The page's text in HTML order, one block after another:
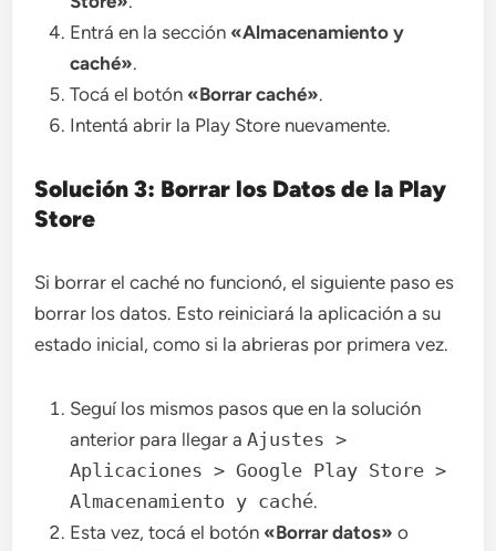
Entrá en la sección «Almacenamiento y
caché».
Tocá el botón «Borrar caché».
Intentá abrir la Play Store nuevamente.
Solución 3: Borrar los Datos de la Play
Store
Si borrar el caché no funcionó, el siguiente paso es
borrar los datos. Esto reiniciará la aplicación a su
estado inicial, como si la abrieras por primera vez.
Seguí los mismos pasos que en la solución
anterior para llegar aAjustes >
Aplicaciones > Google Play Store >
Almacenamiento y caché.
Esta vez, tocá el botón «Borrar datos» o